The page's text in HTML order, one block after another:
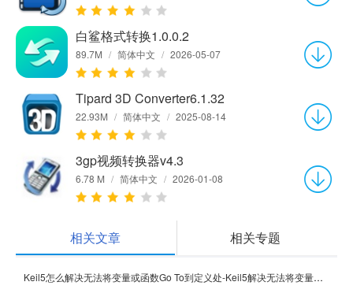
白鲨格式转换1.0.0.2
89.7M / 简体中文 / 2026-05-07
Tipard 3D Converter6.1.32
22.93M / 简体中文 / 2025-08-14
3gp视频转换器v4.3
6.78 M / 简体中文 / 2026-01-08
相关文章 相关专题
Keil5怎么解决无法将变量或函数Go To到定义处-Keil5解决无法将变量或函数Go To到定义处的方法